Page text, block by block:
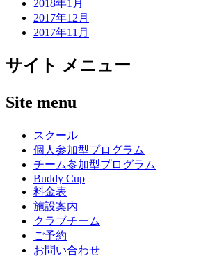
2018年1月
2017年12月
2017年11月
サイト メニュー
Site menu
スクール
個人参加型プログラム
チーム参加型プログラム
Buddy Cup
料金表
施設案内
クラブチーム
ご予約
お問い合わせ